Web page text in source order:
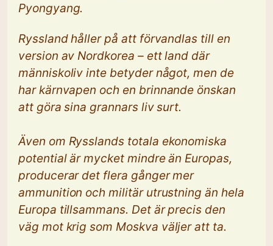
Pyongyang.
Ryssland håller på att förvandlas till en
version av Nordkorea – ett land där
människoliv inte betyder något, men de
har kärnvapen och en brinnande önskan
att göra sina grannars liv surt.
Även om Rysslands totala ekonomiska
potential är mycket mindre än Europas,
producerar det flera gånger mer
ammunition och militär utrustning än hela
Europa tillsammans. Det är precis den
väg mot krig som Moskva väljer att ta.